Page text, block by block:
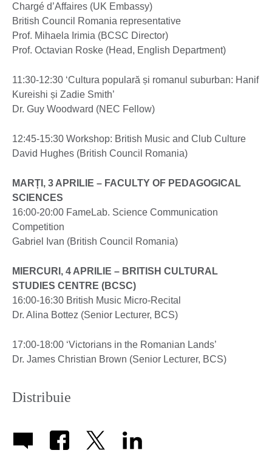
Chargé d’Affaires (UK Embassy)
British Council Romania representative
Prof. Mihaela Irimia (BCSC Director)
Prof. Octavian Roske (Head, English Department)
11:30-12:30 ‘Cultura populară și romanul suburban: Hanif
Kureishi și Zadie Smith’
Dr. Guy Woodward (NEC Fellow)
12:45-15:30 Workshop: British Music and Club Culture
David Hughes (British Council Romania)
MARȚI, 3 APRILIE – FACULTY OF PEDAGOGICAL
SCIENCES
16:00-20:00 FameLab. Science Communication
Competition
Gabriel Ivan (British Council Romania)
MIERCURI, 4 APRILIE – BRITISH CULTURAL
STUDIES CENTRE (BCSC)
16:00-16:30 British Music Micro-Recital
Dr. Alina Bottez (Senior Lecturer, BCS)
17:00-18:00 ‘Victorians in the Romanian Lands’
Dr. James Christian Brown (Senior Lecturer, BCS)
Distribuie